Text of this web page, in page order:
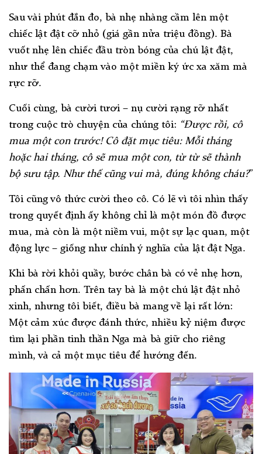
Sau vài phút đắn đo, bà nhẹ nhàng cầm lên một
chiếc lật đật cỡ nhỏ (giá gần nửa triệu đồng). Bà
vuốt nhẹ lên chiếc đầu tròn bóng của chú lật đật,
như thể đang chạm vào một miền ký ức xa xăm mà
rực rỡ.
Cuối cùng, bà cười tươi – nụ cười rạng rỡ nhất
trong cuộc trò chuyện của chúng tôi: “Được rồi, cô
mua một con trước! Cô đặt mục tiêu: Mỗi tháng
hoặc hai tháng, cô sẽ mua một con, từ từ sẽ thành
bộ sưu tập. Như thế cũng vui mà, đúng không cháu?”
Tôi cũng vô thức cười theo cô. Có lẽ vì tôi nhìn thấy
trong quyết định ấy không chỉ là một món đồ được
mua, mà còn là một niềm vui, một sự lạc quan, một
động lực – giống như chính ý nghĩa của lật đật Nga.
Khi bà rời khỏi quầy, bước chân bà có vẻ nhẹ hơn,
phấn chấn hơn. Trên tay bà là một chú lật đật nhỏ
xinh, nhưng tôi biết, điều bà mang về lại rất lớn:
Một cảm xúc được đánh thức, nhiều kỷ niệm được
tìm lại phần tinh thần Nga mà bà giữ cho riêng
mình, và cả một mục tiêu để hướng đến.